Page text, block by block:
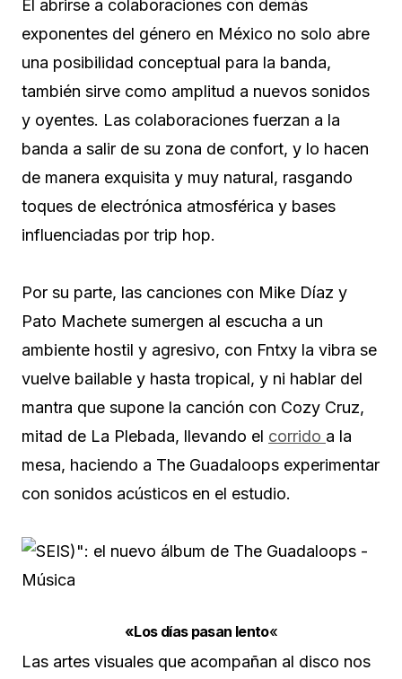
El abrirse a colaboraciones con demás
exponentes del género en México no solo abre
una posibilidad conceptual para la banda,
también sirve como amplitud a nuevos sonidos
y oyentes. Las colaboraciones fuerzan a la
banda a salir de su zona de confort, y lo hacen
de manera exquisita y muy natural, rasgando
toques de electrónica atmosférica y bases
influenciadas por trip hop.
Por su parte, las canciones con Mike Díaz y
Pato Machete sumergen al escucha a un
ambiente hostil y agresivo, con Fntxy la vibra se
vuelve bailable y hasta tropical, y ni hablar del
mantra que supone la canción con Cozy Cruz,
mitad de La Plebada, llevando el corrido a la
mesa, haciendo a The Guadaloops experimentar
con sonidos acústicos en el estudio.
«Los días pasan lento«
Las artes visuales que acompañan al disco nos